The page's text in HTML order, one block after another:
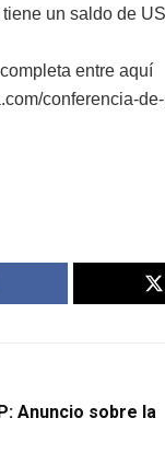
un saldo de
entre aquí
conferencia-
Anuncio sobre la